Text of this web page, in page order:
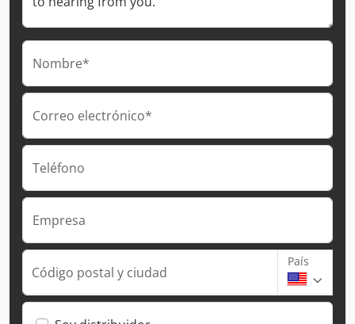
Nombre*
Correo electrónico*
Teléfono
Empresa
Código postal y ciudad
País